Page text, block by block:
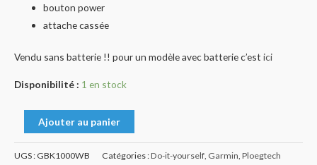
bouton power
attache cassée
Vendu sans batterie !! pour un modèle avec batterie c’est ici
Disponibilité : 1 en stock
Ajouter au panier
UGS : GBK1000WB Catégories :Do-it-yourself Garmin Ploegtech